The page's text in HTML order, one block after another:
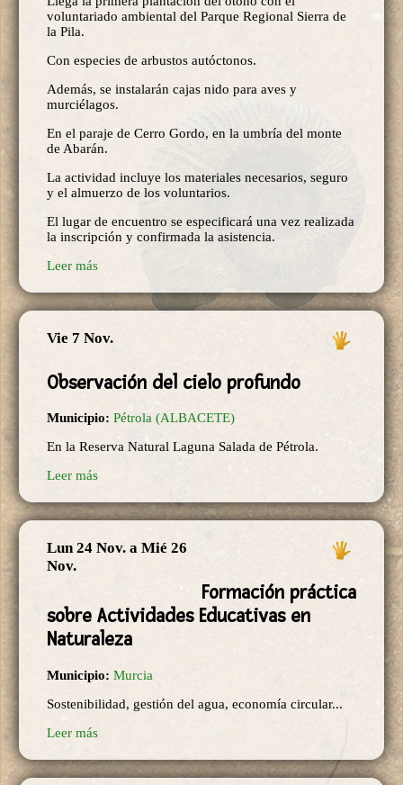
voluntariado ambiental del Parque Regional Sierra de
la Pila.
Con especies de arbustos autóctonos.
Además, se instalarán cajas nido para aves y
murciélagos.
En el paraje de Cerro Gordo, en la umbría del monte
de Abarán.
La actividad incluye los materiales necesarios, seguro
y el almuerzo de los voluntarios.
El lugar de encuentro se especificará una vez realizada
la inscripción y confirmada la asistencia.
Leer más
Vie 7 Nov.
Observación del cielo profundo
Municipio: Pétrola (ALBACETE)
En la Reserva Natural Laguna Salada de Pétrola.
Leer más
Lun 24 Nov. a Mié 26
Nov.
Formación práctica
sobre Actividades Educativas en
Naturaleza
Municipio: Murcia
Sostenibilidad, gestión del agua, economía circular...
Leer más